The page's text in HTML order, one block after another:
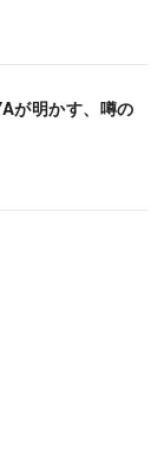
が明かす、噂の